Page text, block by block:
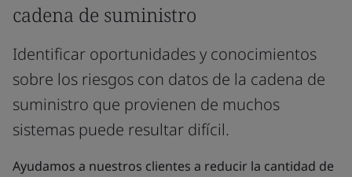
cadena de suministro
Identificar oportunidades y conocimientos
sobre los riesgos con datos de la cadena de
suministro que provienen de muchos
sistemas puede resultar difícil.
Ayudamos a nuestros clientes a reducir la cantidad de